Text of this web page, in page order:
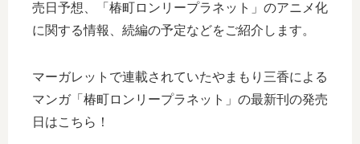
売日予想、「椿町ロンリープラネット」のアニメ化
に関する情報、続編の予定などをご紹介します。
マーガレットで連載されていたやまもり三香による
マンガ「椿町ロンリープラネット」の最新刊の発売
日はこちら！